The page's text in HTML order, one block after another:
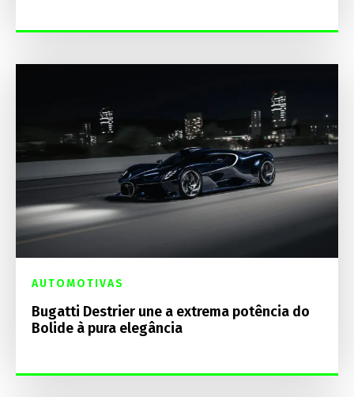
AUTOMOTIVAS
Bugatti Destrier une a extrema potência do
Bolide à pura elegância